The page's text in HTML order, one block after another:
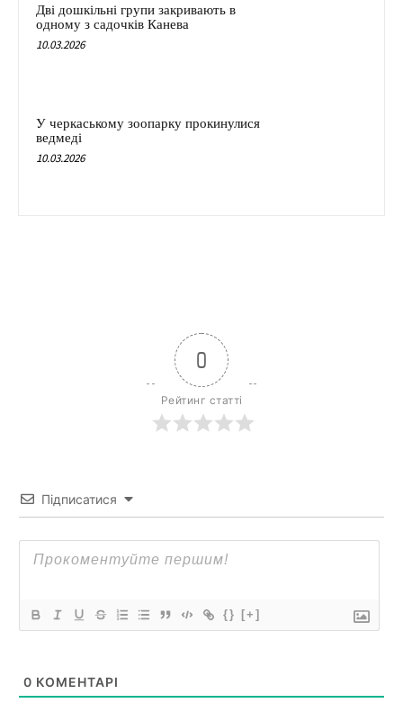
Дві дошкільні групи закривають в
одному з садочків Канева
10.03.2026
У черкаському зоопарку прокинулися
ведмеді
10.03.2026
0
Рейтинг статті
Підписатися
{} [+]
0 КОМЕНТАРІ